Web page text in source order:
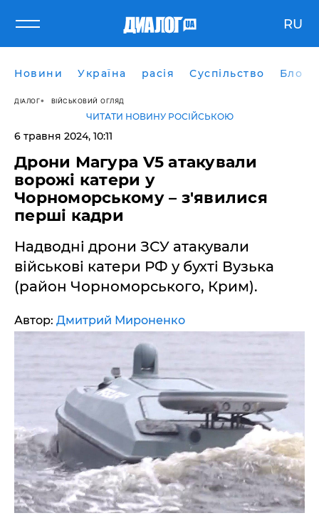
RU
Новини Україна расія Суспільство Блоги
ДІАЛОГ ВІЙСЬКОВИЙ ОГЛЯД
ЧИТАТИ НОВИНУ РОСІЙСЬКОЮ
6 травня 2024, 10:11
Дрони Магура V5 атакували
ворожі катери у
Чорноморському – з'явилися
перші кадри
Надводні дрони ЗСУ атакували
військові катери РФ у бухті Вузька
(район Чорноморського, Крим).
Автор: Дмитрий Мироненко